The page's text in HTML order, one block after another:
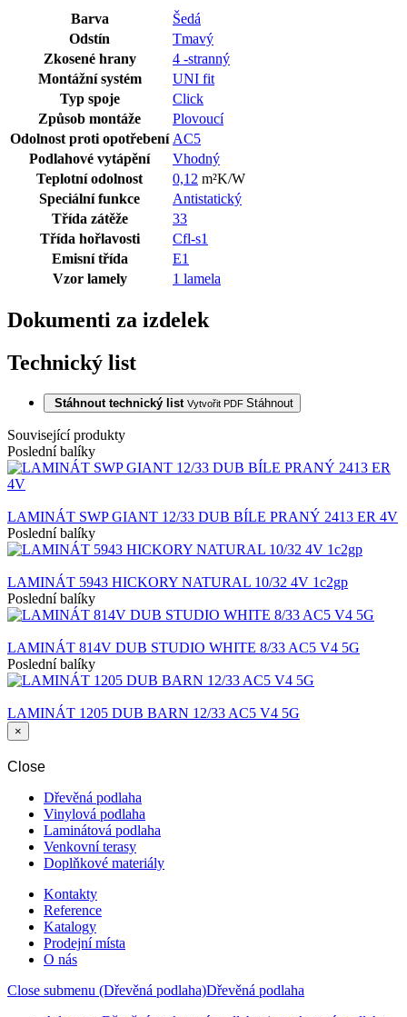
Barva
Šedá
Odstín
Tmavý
Zkosené hrany
4 -stranný
Montážní systém
UNI fit
Typ spoje
Click
Způsob montáže
Plovoucí
Odolnost proti opotřebení AC5
Podlahové vytápění
Vhodný
Teplotní odolnost
0,12 m²K/W
Speciální funkce
Antistatický
Třída zátěže
33
Třída hořlavosti
Cfl-s1
Emisní třída
E1
Vzor lamely
1 lamela
Dokumenti za izdelek
Technický list
Stáhnout technický list Vytvořit PDF Stáhnout
Související produkty
Poslední balíky
LAMINÁT SWP GIANT 12/33 DUB BÍLE PRANÝ 2413 ER 4V
Poslední balíky
LAMINÁT 5943 HICKORY NATURAL 10/32 4V 1c2gp
Poslední balíky
LAMINÁT 814V DUB STUDIO WHITE 8/33 AC5 V4 5G
Poslední balíky
LAMINÁT 1205 DUB BARN 12/33 AC5 V4 5G
×
Close
Dřevěná podlaha
Vinylová podlaha
Laminátová podlaha
Venkovní terasy
Doplňkové materiály
Kontakty
Reference
Katalogy
Prodejní místa
O nás
Close submenu (Dřevěná podlaha)Dřevěná podlaha